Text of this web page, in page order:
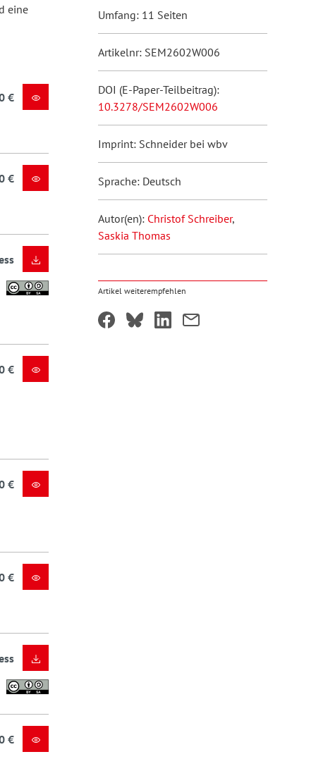
eine
€
€
€
€
€
€
Umfang: 11 Seiten
Artikelnr: SEM2602W006
DOI (E-Paper-Teilbeitrag):
10.3278/SEM2602W006
Imprint: Schneider bei wbv
Sprache: Deutsch
Autor(en): Christof Schreiber,
Saskia Thomas
Artikel weiterempfehlen